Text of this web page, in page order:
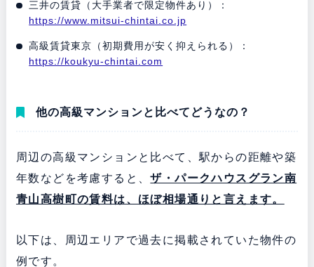
三井の賃貸（大手業者で限定物件あり）：
https://www.mitsui-chintai.co.jp
高級賃貸東京（初期費用が安く抑えられる）：
https://koukyu-chintai.com
他の高級マンションと比べてどうなの？
周辺の高級マンションと比べて、駅からの距離や築
年数などを考慮すると、ザ・パークハウスグラン南
青山高樹町の賃料は、ほぼ相場通りと言えます。
以下は、周辺エリアで過去に掲載されていた物件の
例です。